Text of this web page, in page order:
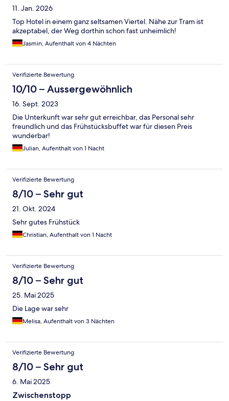
11. Jan. 2026
Top Hotel in einem ganz seltsamen Viertel. Nähe zur Tram ist
akzeptabel, der Weg dorthin schon fast unheimlich!
Jasmin, Aufenthalt von 4 Nächten
Verifizierte Bewertung
10/10 – Aussergewöhnlich
16. Sept. 2023
Die Unterkunft war sehr gut erreichbar, das Personal sehr
freundlich und das Frühstücksbuffet war für diesen Preis
wunderbar!
Julian, Aufenthalt von 1 Nacht
Verifizierte Bewertung
8/10 – Sehr gut
21. Okt. 2024
Sehr gutes Frühstück
Christian, Aufenthalt von 1 Nacht
Verifizierte Bewertung
8/10 – Sehr gut
25. Mai 2025
Die Lage war sehr
Melisa, Aufenthalt von 3 Nächten
Verifizierte Bewertung
8/10 – Sehr gut
6. Mai 2025
Zwischenstopp